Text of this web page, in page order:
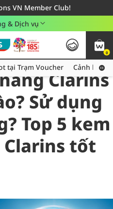
VN Member Club!
đơn hàng từ 249,000Đ
dụng khu vực TP. Hồ Chí Minh
& Dịch vụ
0
Thu thập thêm voucher hot tại Trạm Voucher
tại Trạm Voucher Cảnh báo
Clarins
Sử dụng
Top 5 kem
tốt